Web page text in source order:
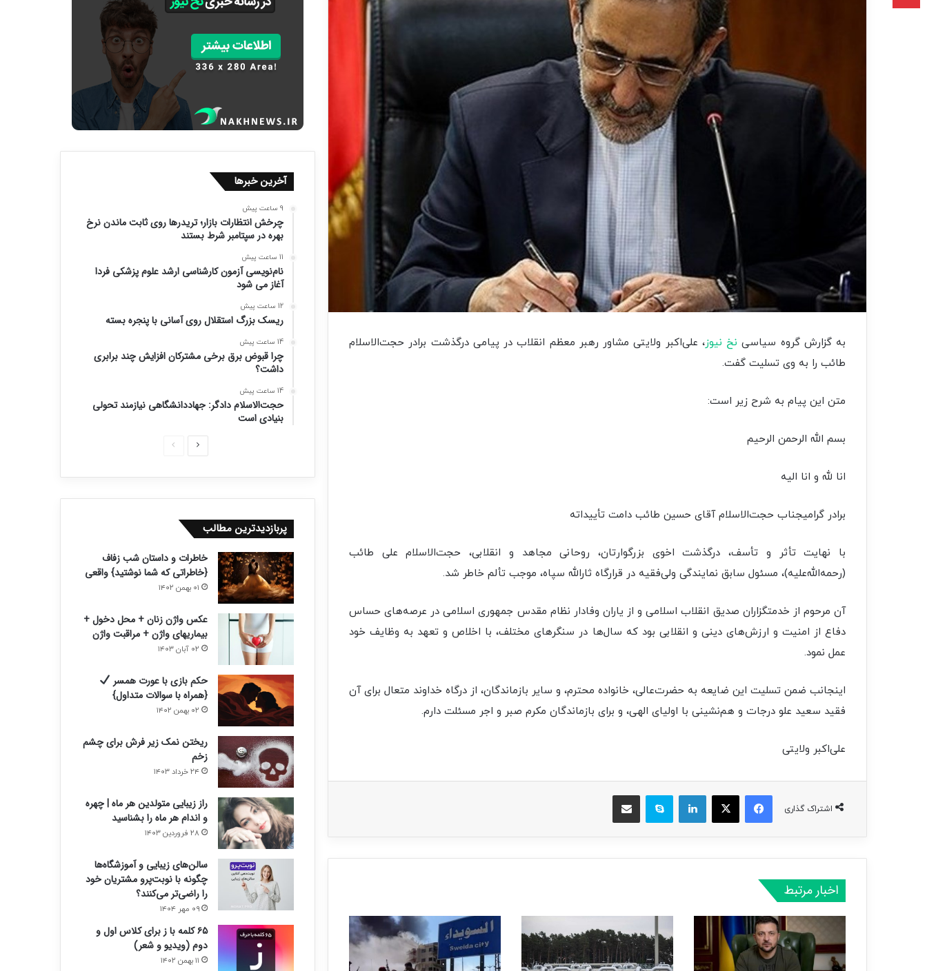
به گزارش گروه سیاسی نخ نیوز، علی‌اکبر ولایتی مشاور رهبر معظم انقلاب در پیامی درگذشت برادر حجت‌الاسلام
طائب را به وی تسلیت گفت.
متن این پیام به شرح زیر است:
بسم الله الرحمن الرحیم
انا لله و انا الیه
برادر گرامیجناب حجت‌الاسلام آقای حسین طائب دامت تأییداته
با نهایت تأثر و تأسف، درگذشت اخوی بزرگوارتان، روحانی مجاهد و انقلابی، حجت‌الاسلام علی طائب
(رحمه‌الله‌علیه)، مسئول سابق نمایندگی ولی‌فقیه در قرارگاه ثارالله سپاه، موجب تألم خاطر شد.
آن مرحوم از خدمتگزاران صدیق انقلاب اسلامی و از یاران وفادار نظام مقدس جمهوری اسلامی در عرصه‌های حساس
دفاع از امنیت و ارزش‌های دینی و انقلابی بود که سال‌ها در سنگرهای مختلف، با اخلاص و تعهد به وظایف خود
عمل نمود.
اینجانب ضمن تسلیت این ضایعه به حضرت‌عالی، خانواده محترم، و سایر بازماندگان، از درگاه خداوند متعال برای آن
فقید سعید علو درجات و هم‌نشینی با اولیای الهی، و برای بازماندگان مکرم صبر و اجر مسئلت دارم.
علی‌اکبر ولایتی
اشتراک گذاری
فیسبوک ایکس لینکداین اسکایپ
اخبار مرتبط
آخرین خبرها
9 ساعت پیش
چرخش انتظارات بازار؛ تریدرها روی ثابت ماندن نرخ
بهره در سپتامبر شرط بستند
11 ساعت پیش
نام‌نویسی آزمون کارشناسی ارشد علوم پزشکی فردا
آغاز می شود
12 ساعت پیش
ریسک بزرگ استقلال روی آسانی با پنجره بسته
14 ساعت پیش
چرا قبوض برق برخی مشترکان افزایش چند برابری
داشت؟
14 ساعت پیش
حجت‌الاسلام دادگر: جهاددانشگاهی نیازمند تحولی
بنیادی است
ص
ل
ب
ع
د
پربازدیدترین مطالب
خاطرات و داستان شب زفاف
{خاطراتی که شما نوشتید} واقعی
۰۱ بهمن ۱۴۰۲
عکس واژن زنان + محل دخول +
بیماریهای واژن + مراقبت واژن
۰۲ آبان ۱۴۰۳
حکم بازی با عورت همسر
{همراه با سوالات متداول}
۰۲ بهمن ۱۴۰۲
ریختن نمک زیر فرش برای چشم
زخم
۲۴ خرداد ۱۴۰۳
راز زیبایی متولدین هر ماه | چهره
و اندام هر ماه را بشناسید
۲۸ فروردین ۱۴۰۳
سالن‌های زیبایی و آموزشگاه‌ها
چگونه با نوبت‌پرو مشتریان خود
را راضی‌تر می‌کنند؟
۰۹ مهر ۱۴۰۴
۶۵ کلمه با ز برای کلاس اول و
دوم (ویدیو و شعر)
۱۱ بهمن ۱۴۰۲